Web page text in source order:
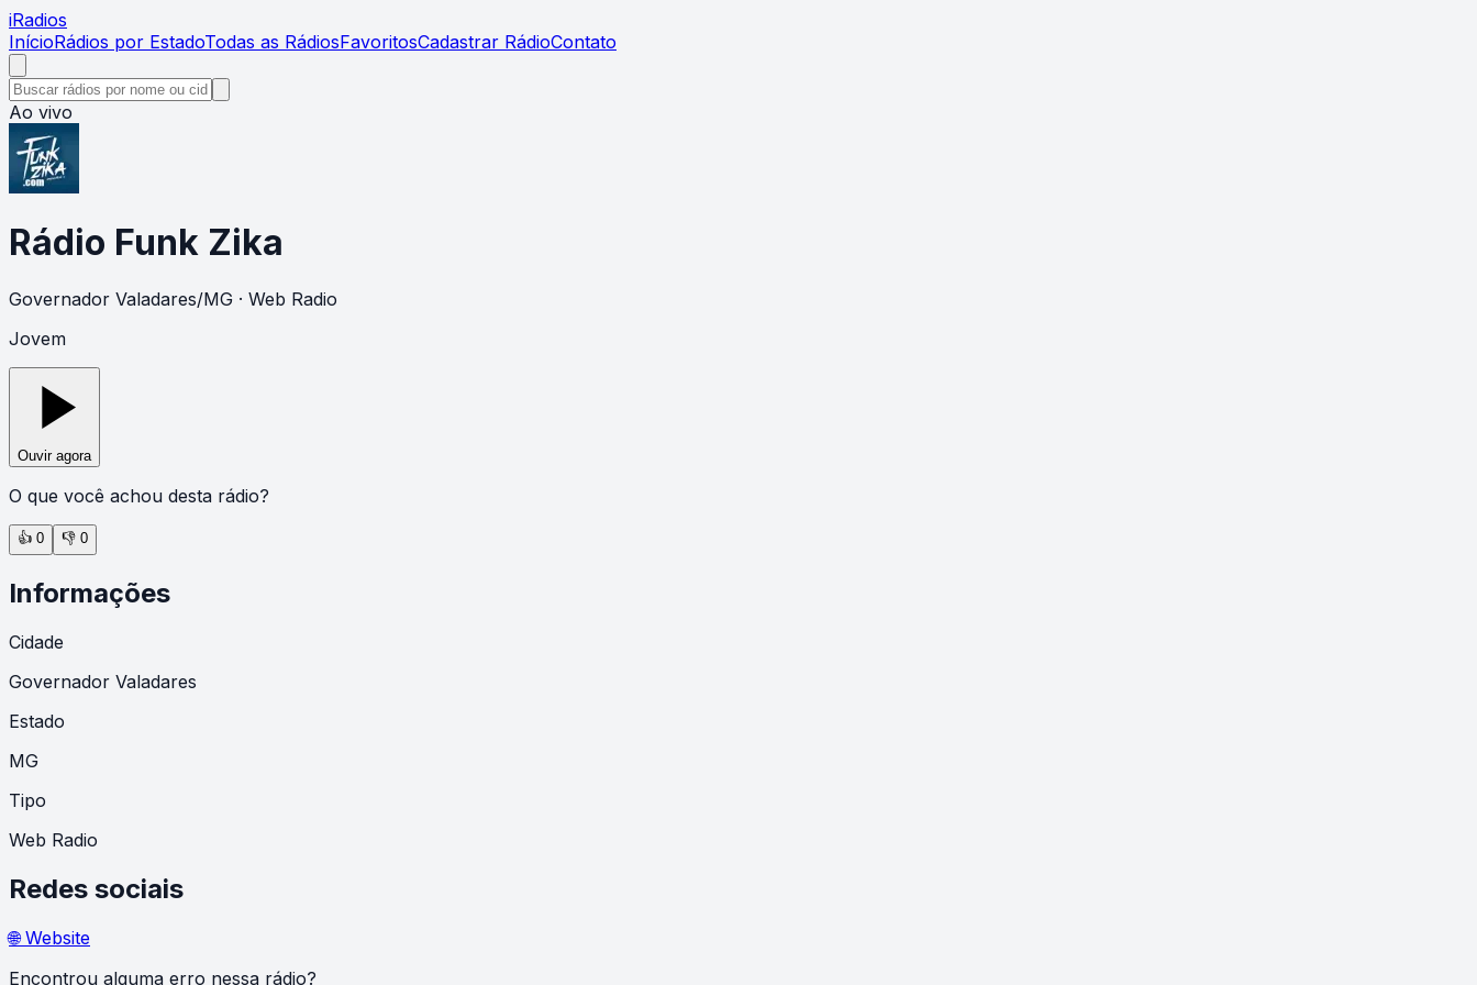
iRadios
InícioRádios por EstadoTodas as RádiosFavoritosCadastrar RádioContato
Ao vivo
Rádio Funk Zika
Governador Valadares/MG · Web Radio
Jovem
Ouvir agora
O que você achou desta rádio?
👍 0 👎 0
Informações
Cidade
Governador Valadares
Estado
MG
Tipo
Web Radio
Redes sociais
🌐 Website
Encontrou alguma erro nessa rádio?